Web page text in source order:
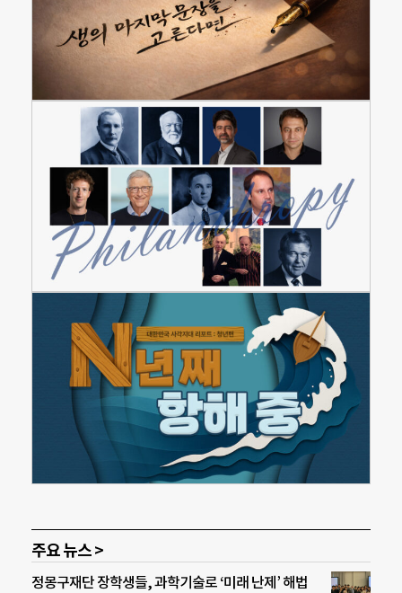
주요 뉴스 >
정몽구재단 장학생들, 과학기술로 ‘미래 난제’ 해법